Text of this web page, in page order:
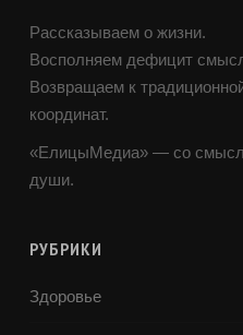
Рассказываем о жизни.
Восполняем дефицит
Возвращаем к
координат.
«ЕлицыМедиа» — со
души.
РУБРИКИ
Здоровье